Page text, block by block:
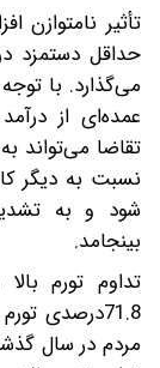
تأثیر نامتوازن
حداقل دستمزد
می‌گذارد. با
عمده‌ای از
تقاضا‌ می‌تواند
نسبت به دیگر
شود و به
بینجامد.
تداوم تورم
مردم در سال